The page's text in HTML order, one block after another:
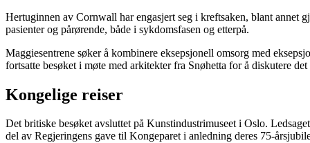
Hertuginnen av Cornwall har engasjert seg i kreftsaken, blant annet
pasienter og pårørende, både i sykdomsfasen og etterpå.
Maggiesentrene søker å kombinere eksepsjonell omsorg med
fortsatte besøket i møte med arkitekter fra Snøhetta for å diskutere
Kongelige reiser
Det britiske besøket avsluttet på Kunstindustrimuseet i Oslo.
del av Regjeringens gave til Kongeparet i anledning deres 75-